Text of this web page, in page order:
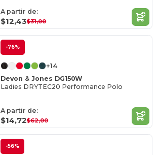
A partir de:
$12,43$31,00
-76%
+14
Devon & Jones DG150W
Ladies DRYTEC20 Performance Polo
A partir de:
$14,72$62,00
-56%